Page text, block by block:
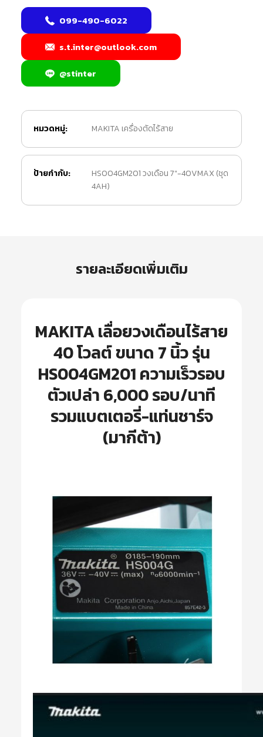
099-490-6022
s.t.inter@outlook.com
@stinter
หมวดหมู่: MAKITA เครื่องตัดไร้สาย
ป้ายกำกับ:
HS004GM201 วงเดือน 7"-40VMAX (ชุด
4AH)
รายละเอียดเพิ่มเติม
MAKITA เลื่อยวงเดือนไร้สาย
40 โวลต์ ขนาด 7 นิ้ว รุ่น
HS004GM201 ความเร็วรอบ
ตัวเปล่า 6,000 รอบ/นาที
รวมแบตเตอรี่-แท่นชาร์จ
(มากีต้า)